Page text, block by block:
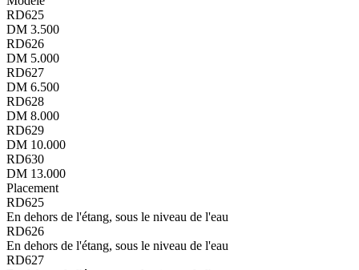
RD625
DM 3.500
RD626
DM 5.000
RD627
DM 6.500
RD628
DM 8.000
RD629
DM 10.000
RD630
DM 13.000
Placement
RD625
En dehors de l'étang, sous le niveau de l'eau
RD626
En dehors de l'étang, sous le niveau de l'eau
RD627